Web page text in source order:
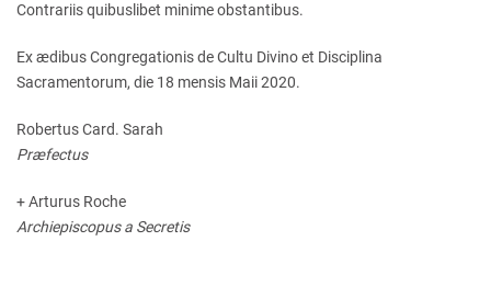
Contrariis quibuslibet minime obstantibus.
Ex ædibus Congregationis de Cultu Divino et Disciplina
Sacramentorum, die 18 mensis Maii 2020.
Robertus Card. Sarah
Præfectus
+ Arturus Roche
Archiepiscopus a Secretis